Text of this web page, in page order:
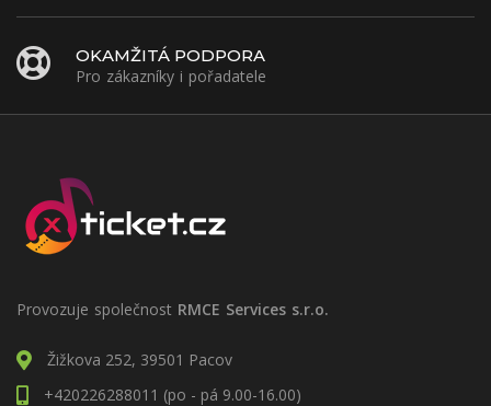
OKAMŽITÁ PODPORA
Pro zákazníky i pořadatele
Provozuje společnost RMCE Services s.r.o.
Žižkova 252, 39501 Pacov
+420226288011 (po - pá 9.00-16.00)